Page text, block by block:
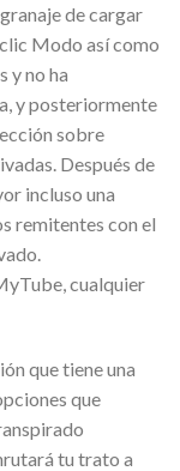
de cargar
Modo así­ como
y no ha
y posteriormente
sobre
Después de
incluso una
remitentes con el
cualquier
que tiene una
que
tu trato a